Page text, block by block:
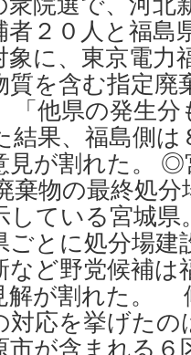
２０人と福島
に、東京電力
質を含む指定廃
「他県の発生
結果、福島側は
見が割れた。 ◎
物の最終処分
している宮城
ごとに処分場
など野党候補は
解が割れた。
対応を挙げた
市が含まれる６